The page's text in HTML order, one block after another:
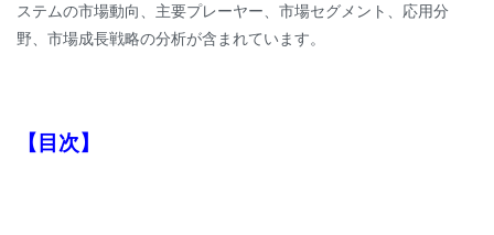
ステムの市場動向、主要プレーヤー、市場セグメント、応用分
野、市場成長戦略の分析が含まれています。
【目次】